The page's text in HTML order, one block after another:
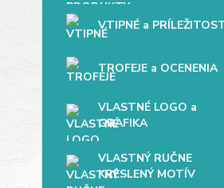
VTIPNÉ a
TROFEJE a OCENENIA
VLASTNÉ LOGO a
GRAFIKA
VLASTNÝ RUČNE
KRESLENÝ MOTÍV